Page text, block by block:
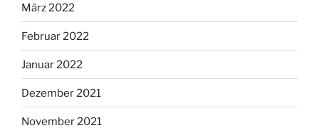
März 2022
Februar 2022
Januar 2022
Dezember 2021
November 2021